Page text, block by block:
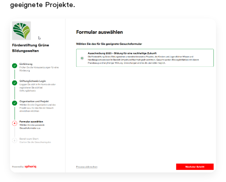
geeignete Projekte.